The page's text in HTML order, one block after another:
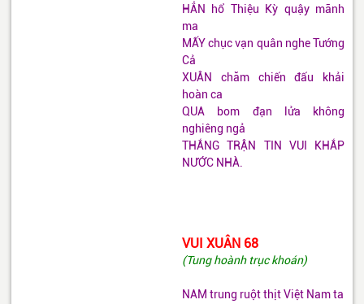
HẲN hổ Thiệu Kỳ quậy mãnh
ma
MẤY chục vạn quân nghe Tướng
Cả
XUÂN chăm chiến đấu khải
hoàn ca
QUA bom đạn lửa không
nghiêng ngả
THẮNG TRẬN TIN VUI KHẮP
NƯỚC NHÀ.
VUI XUÂN 68
(Tung hoành trục khoán)
NAM trung ruột thịt Việt Nam ta